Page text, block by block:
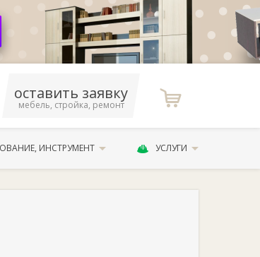
оставить заявку
мебель, стройка, ремонт
ИНСТРУМЕНТ УСЛУГИ